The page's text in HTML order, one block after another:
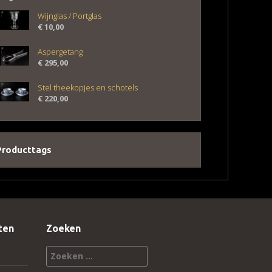
Wijnglas / Portglas
€10,00
Aspergetang
€ 295,00
Stel theekopjes en schotels
€ 220,00
Zoeken
Zoeken
naar: